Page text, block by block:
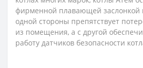
фирменной плавающей заслонкой
одной стороны препятствует
из помещения, а с другой
работу датчиков безопасности